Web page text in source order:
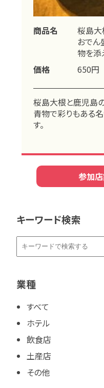
商品名
桜島
おでん
物を添
価格
650円
桜島大根と鹿児島
青物で彩りもある
す。
参加
キーワード検索
業種
すべて
ホテル
飲食店
土産店
その他